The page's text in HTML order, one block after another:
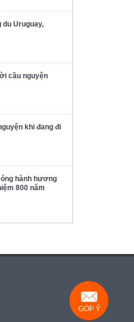
du Uruguay,
cầu nguyện
khi đang đi
hành hương
800 năm
GÓP Ý